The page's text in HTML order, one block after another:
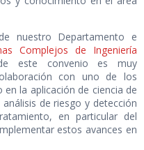
nuestro Departamento e
Complejos de Ingeniería
este convenio es muy
con uno de los
la aplicación de ciencia de
de riesgo y detección
en particular del
estos avances en